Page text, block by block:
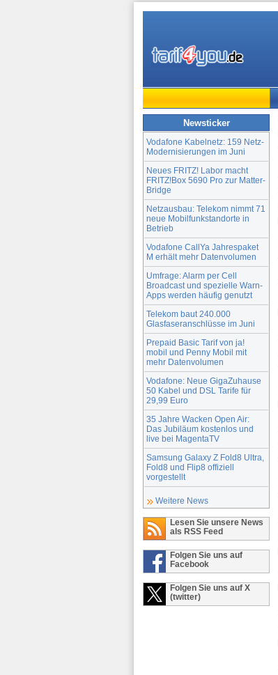
Newsticker
Vodafone Kabelnetz: 159 Netz-
Modernisierungen im Juni
Neues FRITZ! Labor macht
FRITZ!Box 5690 Pro zur Matter-
Bridge
Netzausbau: Telekom nimmt 71
neue Mobilfunkstandorte in
Betrieb
Vodafone CallYa Jahrespaket
M erhält mehr Datenvolumen
Umfrage: Alarm per Cell
Broadcast und spezielle Warn-
Apps werden häufig genutzt
Telekom baut 240.000
Glasfaseranschlüsse im Juni
Prepaid Basic Tarif von ja!
mobil und Penny Mobil mit
mehr Datenvolumen
Vodafone: Neue GigaZuhause
50 Kabel und DSL Tarife für
29,99 Euro
35 Jahre Wacken Open Air:
Das Jubiläum kostenlos und
live bei MagentaTV
Samsung Galaxy Z Fold8 Ultra,
Fold8 und Flip8 offiziell
vorgestellt
Weitere News
Lesen Sie unsere News
als RSS Feed
Folgen Sie uns auf
Facebook
Folgen Sie uns auf X
(twitter)